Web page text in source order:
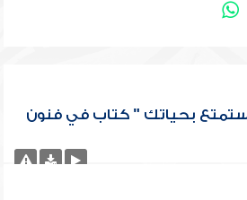
بحياتك " كتاب في فنون